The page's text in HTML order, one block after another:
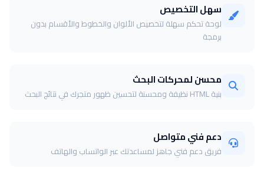
سهل التخصيص
لوحة تحكم سهلة لتخصيص الألوان والخطوط والأقسام بدون
برمجة
محسن لمحركات البحث
بنية HTML نظيفة ومحسنة لتحسين ظهور متجرك في نتائج البحث
دعم فني متواصل
فريق دعم فني جاهز لمساعدتك عبر الواتساب والهاتف